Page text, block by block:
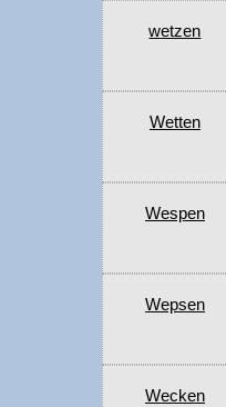
wetzen
Wetten
Wespen
Wepsen
Wecken